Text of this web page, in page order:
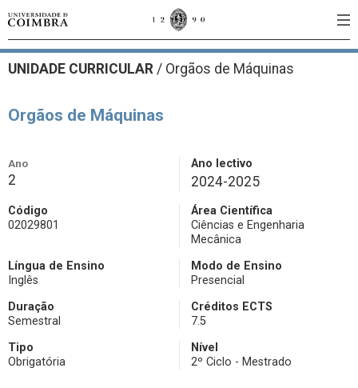
UNIDADE CURRICULAR / Orgãos de Máquinas
Orgãos de Máquinas
Ano
2
Ano lectivo
2024-2025
Código
02029801
Área Científica
Ciências e Engenharia
Mecânica
Língua de Ensino
Inglês
Modo de Ensino
Presencial
Duração
Semestral
Créditos ECTS
7.5
Tipo
Obrigatória
Nível
2º Ciclo - Mestrado